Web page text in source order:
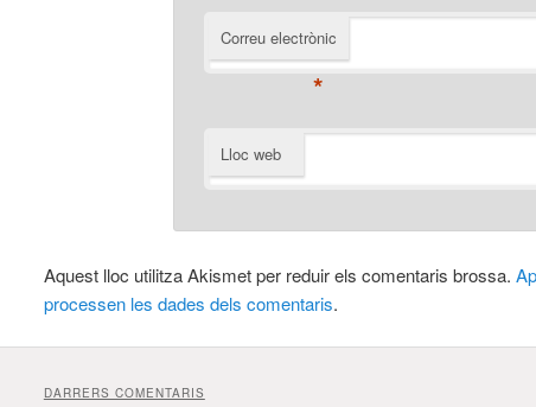
Correu electrònic
*
Lloc web
Aquest lloc utilitza Akismet per reduir els comentaris brossa.
processen les dades dels comentaris.
DARRERS COMENTARIS